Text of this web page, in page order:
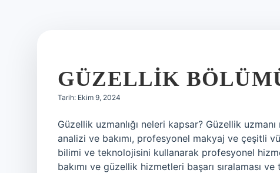
GÜZELLIK
Tarih: Ekim 9, 2024
Güzellik uzmanlığı neleri kapsar? Güzellik
analizi ve bakımı, profesyonel makyaj ve çeşitli
bilimi ve teknolojisini kullanarak profesyonel
bakımı ve güzellik hizmetleri başarı sıralaması